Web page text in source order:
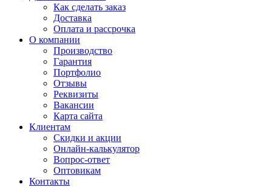
Как сделать заказ
Доставка
Оплата и рассрочка
О компании
Производство
Гарантия
Портфолио
Отзывы
Реквизиты
Вакансии
Карта сайта
Клиентам
Скидки и акции
Онлайн-калькулятор
Вопрос-ответ
Оптовикам
Контакты